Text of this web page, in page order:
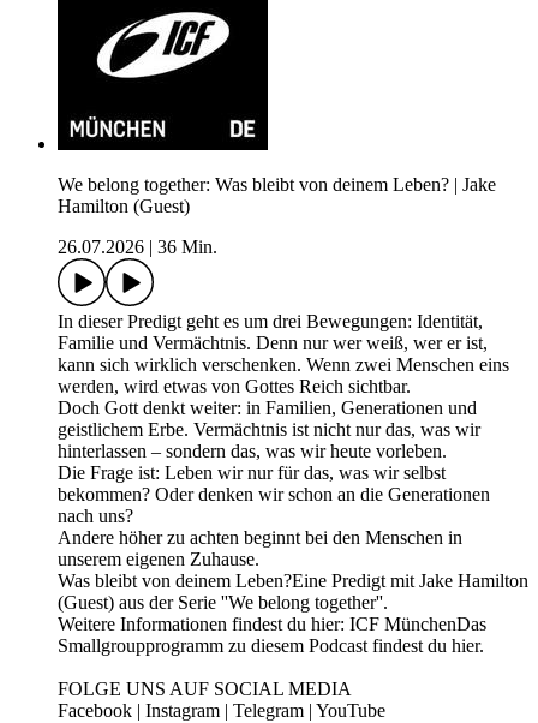
We belong together: Was bleibt von deinem Leben? | Jake
Hamilton (Guest)
26.07.2026
36 Min.
In dieser Predigt geht es um drei Bewegungen: Identität,
Familie und Vermächtnis. Denn nur wer weiß, wer er ist,
kann sich wirklich verschenken. Wenn zwei Menschen eins
werden, wird etwas von Gottes Reich sichtbar.
Doch Gott denkt weiter: in Familien, Generationen und
geistlichem Erbe. Vermächtnis ist nicht nur das, was wir
hinterlassen – sondern das, was wir heute vorleben.
Die Frage ist: Leben wir nur für das, was wir selbst
bekommen? Oder denken wir schon an die Generationen
nach uns?
Andere höher zu achten beginnt bei den Menschen in
unserem eigenen Zuhause.
Was bleibt von deinem Leben?Eine Predigt mit Jake Hamilton
(Guest) aus der Serie ''We belong together''.
Weitere Informationen findest du hier: ICF MünchenDas
Smallgroupprogramm zu diesem Podcast findest du hier.
FOLGE UNS AUF SOCIAL MEDIA
⁠Facebook⁠ | ⁠Instagram⁠ | ⁠Telegram⁠ | ⁠YouTube⁠